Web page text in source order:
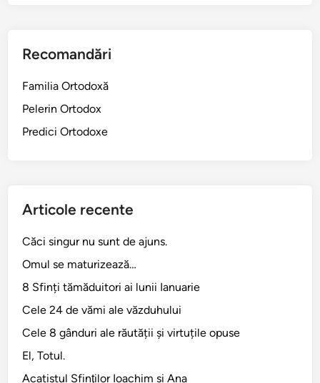
Recomandări
Familia Ortodoxă
Pelerin Ortodox
Predici Ortodoxe
Articole recente
Căci singur nu sunt de ajuns.
Omul se maturizează…
8 Sfinți tămăduitori ai lunii Ianuarie
Cele 24 de vămi ale văzduhului
Cele 8 gânduri ale răutății și virtuțile opuse
El, Totul.
Acatistul Sfinţilor Ioachim şi Ana